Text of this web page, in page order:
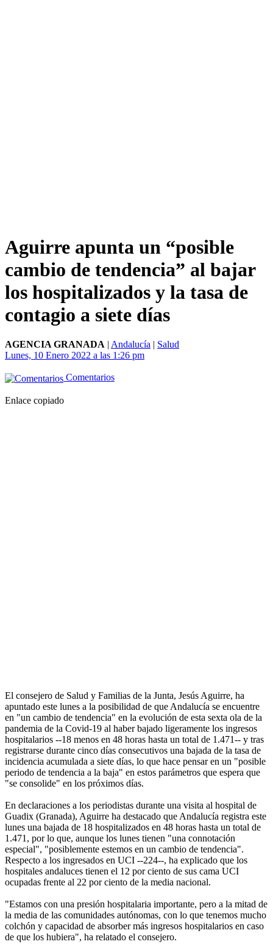
Aguirre apunta un “posible
cambio de tendencia” al bajar
los hospitalizados y la tasa de
contagio a siete días
AGENCIA GRANADA | Andalucía | Salud
Lunes, 10 Enero 2022 a las 1:26 pm
Comentarios
Enlace copiado
El consejero de Salud y Familias de la Junta, Jesús Aguirre, ha
apuntado este lunes a la posibilidad de que Andalucía se encuentre
en "un cambio de tendencia" en la evolución de esta sexta ola de la
pandemia de la Covid-19 al haber bajado ligeramente los ingresos
hospitalarios --18 menos en 48 horas hasta un total de 1.471-- y tras
registrarse durante cinco días consecutivos una bajada de la tasa de
incidencia acumulada a siete días, lo que hace pensar en un "posible
periodo de tendencia a la baja" en estos parámetros que espera que
"se consolide" en los próximos días.
En declaraciones a los periodistas durante una visita al hospital de
Guadix (Granada), Aguirre ha destacado que Andalucía registra este
lunes una bajada de 18 hospitalizados en 48 horas hasta un total de
1.471, por lo que, aunque los lunes tienen "una connotación
especial", "posiblemente estemos en un cambio de tendencia".
Respecto a los ingresados en UCI --224--, ha explicado que los
hospitales andaluces tienen el 12 por ciento de sus cama UCI
ocupadas frente al 22 por ciento de la media nacional.
"Estamos con una presión hospitalaria importante, pero a la mitad de
la media de las comunidades autónomas, con lo que tenemos mucho
colchón y capacidad de absorber más ingresos hospitalarios en caso
de que los hubiera", ha relatado el consejero.